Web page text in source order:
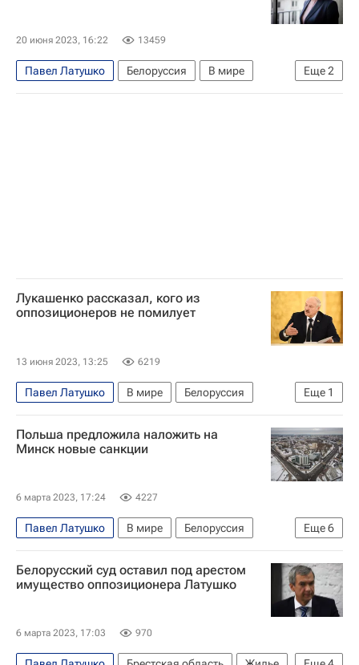
20 июня 2023, 16:22 13459
Еще2
Павел Латушко Белоруссия
В мире
Светлана Тихановская
Лукашенко рассказал, кого из
оппозиционеров не помилует
13 июня 2023, 13:25 6219
Еще 1
Павел Латушко В мире
Белоруссия
Александр Лукашенко
Польша предложила наложить на
Минск новые санкции
6 марта 2023, 17:24 4227
Еще6
Павел Латушко В мире
Белоруссия
Польша
Минск
Светлана Тихановская
Матеуш Моравецкий
Евросоюз
Белорусский суд оставил под арестом
имущество оппозиционера Латушко
6 марта 2023, 17:03 970